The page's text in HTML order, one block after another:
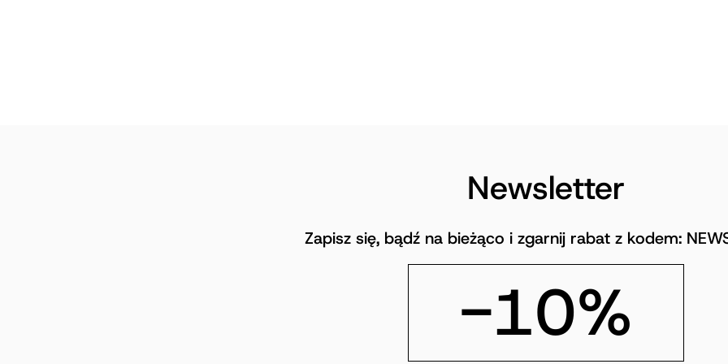
Newsletter
Zapisz się, bądź na bieżąco i zgarnij rabat z kodem:
-10%